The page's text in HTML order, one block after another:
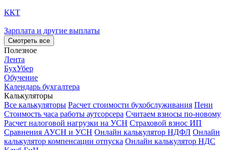
ККТ
Зарплата и другие выплаты
Смотреть все
Полезное
Лента
БухУбер
Обучение
Календарь бухгалтера
Калькуляторы
Все калькуляторы Расчет стоимости бухобслуживания Пени
Стоимость часа работы аутсорсера Считаем взносы по-новому
Расчет налоговой нагрузки на УСН Страховой взнос ИП
Сравнения АУСН и УСН Онлайн калькулятор НДФЛ Онлайн
калькулятор компенсации отпуска Онлайн калькулятор НДС